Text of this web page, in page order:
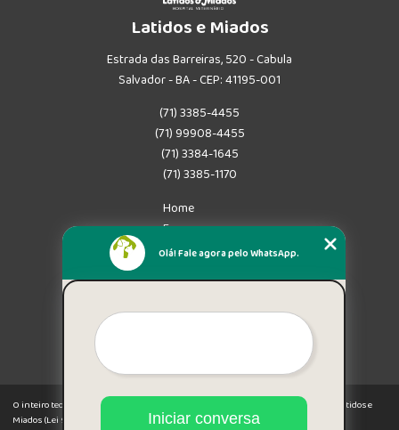
Latidos e Miados
Estrada das Barreiras, 520 - Cabula
Salvador - BA - CEP: 41195-001
(71) 3385-4455
(71) 99908-4455
(71) 3384-1645
(71) 3385-1170
Home
Empresa
Missão
Mapa do site
O inteiro teor deste site está sujeito à proteção de direitos autorais. Copyright© Latidos e
Miados (Lei 9610 de 19/02/1998)
Olá! Fale agora pelo WhatsApp.
Iniciar conversa